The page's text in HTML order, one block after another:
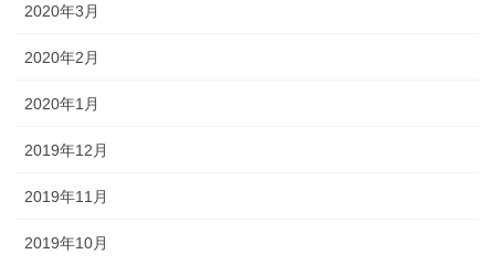
2020年3月
2020年2月
2020年1月
2019年12月
2019年11月
2019年10月